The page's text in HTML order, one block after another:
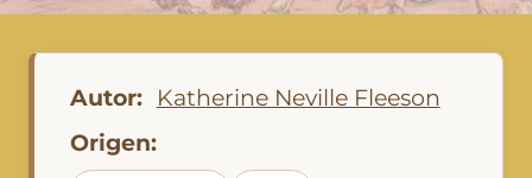
Autor:
Katherine Neville Fleeson
Origen: